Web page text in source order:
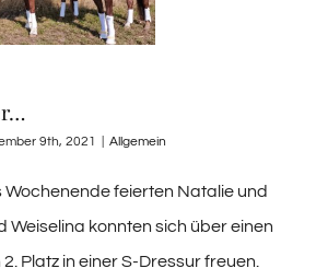
9th, 2021 Allgemein
Wochenende feierten Natalie und
Weiselina konnten sich über einen
Platz in einer S-Dressur freuen.